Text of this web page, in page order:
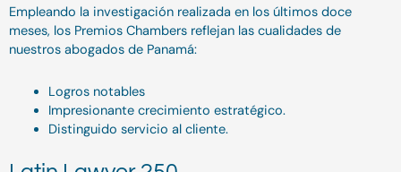
Empleando la investigación realizada en los últimos doce
meses, los Premios Chambers reflejan las cualidades de
nuestros abogados de Panamá:
Logros notables
Impresionante crecimiento estratégico.
Distinguido servicio al cliente.